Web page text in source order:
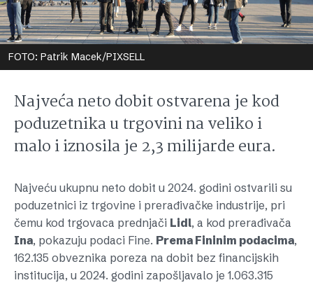
FOTO: Patrik Macek/PIXSELL
Najveća neto dobit ostvarena je kod
poduzetnika u trgovini na veliko i
malo i iznosila je 2,3 milijarde eura.
Najveću ukupnu neto dobit u 2024. godini ostvarili su
poduzetnici iz trgovine i prerađivačke industrije, pri
čemu kod trgovaca prednjači Lidl, a kod prerađivača
Ina, pokazuju podaci Fine. Prema Fininim podacima,
162.135 obveznika poreza na dobit bez financijskih
institucija, u 2024. godini zapošljavalo je 1.063.315